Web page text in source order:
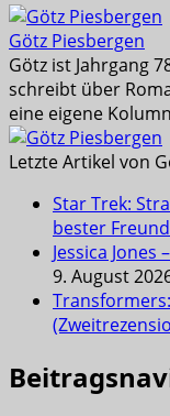
Götz Piesbergen
Götz ist Jahrgang
schreibt über
eine eigene
Letzte Artikel von
Star Trek:
bester Freund
Jessica Jones
9. August